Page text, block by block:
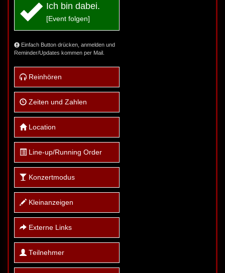
Ich bin dabei.
[Event folgen]
Einfach Button drücken, anmelden und
Reminder/Updates kommen per Mail.
Reinhören
Zeiten und Zahlen
Location
Line-up/Running Order
Konzertmodus
Kleinanzeigen
Externe Links
Teilnehmer